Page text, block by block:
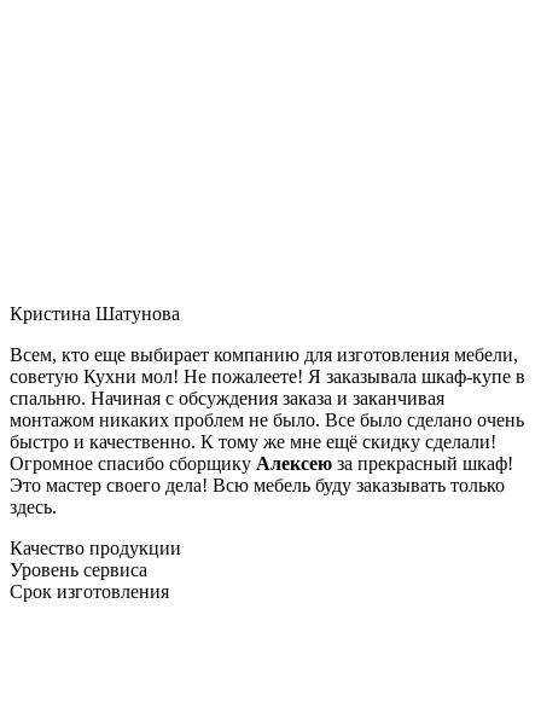
Кристина Шатунова
Всем, кто еще выбирает компанию для изготовления мебели,
советую Кухни мол! Не пожалеете! Я заказывала шкаф-купе в
спальню. Начиная с обсуждения заказа и заканчивая
монтажом никаких проблем не было. Все было сделано очень
быстро и качественно. К тому же мне ещё скидку сделали!
Огромное спасибо сборщику Алексею за прекрасный шкаф!
Это мастер своего дела! Всю мебель буду заказывать только
здесь.
Качество продукции
Уровень сервиса
Срок изготовления